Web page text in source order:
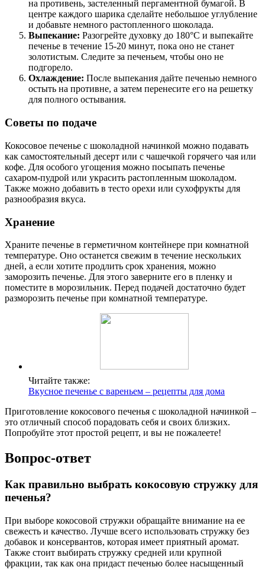
на противень, застеленный пергаментной бумагой. В
центре каждого шарика сделайте небольшое углубление
и добавьте немного растопленного шоколада.
Выпекание: Разогрейте духовку до 180°C и выпекайте
печенье в течение 15-20 минут, пока оно не станет
золотистым. Следите за печеньем, чтобы оно не
подгорело.
Охлаждение: После выпекания дайте печенью немного
остыть на противне, а затем перенесите его на решетку
для полного остывания.
Советы по подаче
Кокосовое печенье с шоколадной начинкой можно подавать
как самостоятельный десерт или с чашечкой горячего чая или
кофе. Для особого угощения можно посыпать печенье
сахаром-пудрой или украсить растопленным шоколадом.
Также можно добавить в тесто орехи или сухофрукты для
разнообразия вкуса.
Хранение
Храните печенье в герметичном контейнере при комнатной
температуре. Оно останется свежим в течение нескольких
дней, а если хотите продлить срок хранения, можно
заморозить печенье. Для этого заверните его в пленку и
поместите в морозильник. Перед подачей достаточно будет
разморозить печенье при комнатной температуре.
Читайте также:
Вкусное печенье с вареньем – рецепты для дома
Приготовление кокосового печенья с шоколадной начинкой –
это отличный способ порадовать себя и своих близких.
Попробуйте этот простой рецепт, и вы не пожалеете!
Вопрос-ответ
Как правильно выбрать кокосовую стружку для
печенья?
При выборе кокосовой стружки обращайте внимание на ее
свежесть и качество. Лучше всего использовать стружку без
добавок и консервантов, которая имеет приятный аромат.
Также стоит выбирать стружку средней или крупной
фракции, так как она придаст печенью более насыщенный